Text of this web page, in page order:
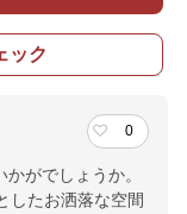
ック
0
がでしょうか。
したお洒落な空間